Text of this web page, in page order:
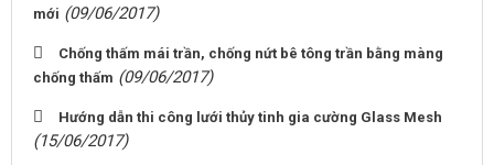
mới (09/06/2017)
Chống thấm mái trần, chống nứt bê tông trần bằng màng
chống thấm (09/06/2017)
Hướng dẫn thi công lưới thủy tinh gia cường Glass Mesh
(15/06/2017)